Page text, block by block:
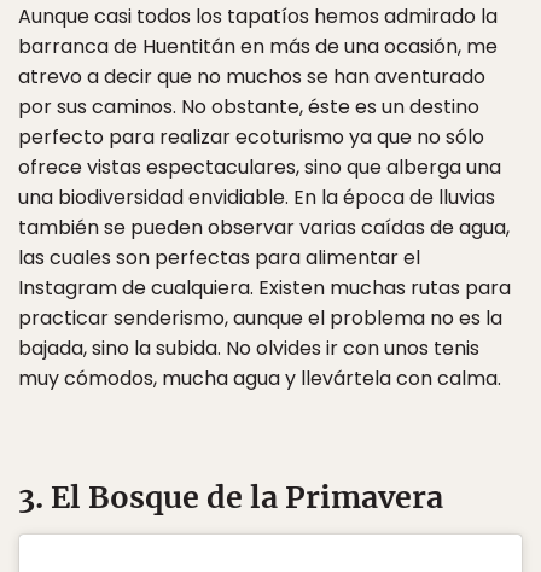
Aunque casi todos los tapatíos hemos admirado la
barranca de Huentitán en más de una ocasión, me
atrevo a decir que no muchos se han aventurado
por sus caminos. No obstante, éste es un destino
perfecto para realizar ecoturismo ya que no sólo
ofrece vistas espectaculares, sino que alberga una
una biodiversidad envidiable. En la época de lluvias
también se pueden observar varias caídas de agua,
las cuales son perfectas para alimentar el
Instagram de cualquiera. Existen muchas rutas para
practicar senderismo, aunque el problema no es la
bajada, sino la subida. No olvides ir con unos tenis
muy cómodos, mucha agua y llevártela con calma.
3. El Bosque de la Primavera